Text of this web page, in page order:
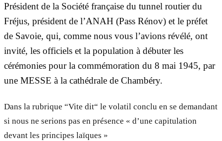
Président de la Société française du tunnel routier du
Fréjus, président de l’ANAH (Pass Rénov) et le préfet
de Savoie, qui, comme nous vous l’avions révélé, ont
invité, les officiels et la population à débuter les
cérémonies pour la commémoration du 8 mai 1945, par
une MESSE à la cathédrale de Chambéry.
Dans la rubrique “Vite dit“ le volatil conclu en se demandant
si nous ne serions pas en présence « d’une capitulation
devant les principes laïques »